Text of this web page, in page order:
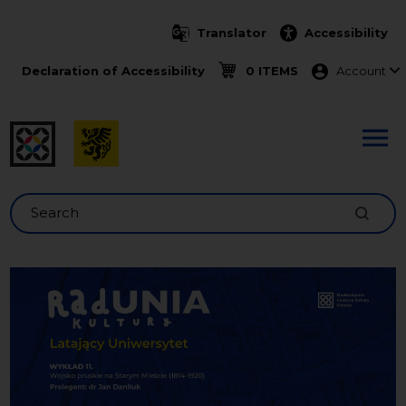
Translator Accessibility
Declaration of Accessibility 0 ITEMS Menu
Account
Search